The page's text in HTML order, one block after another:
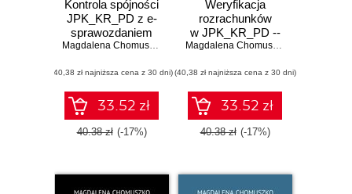
Kontrola spójności
JPK_KR_PD z e-
sprawozdaniem
Magdalena Chomuszko
(40,38 zł najniższa cena z 30 dni)
33.52 zł
40.38 zł (-17%)
Weryfikacja
rozrachunków
w JPK_KR_PD --
Excel w akcji Magdalena Chomuszko
(40,38 zł najniższa cena z 30 dni)
33.52 zł
40.38 zł (-17%)